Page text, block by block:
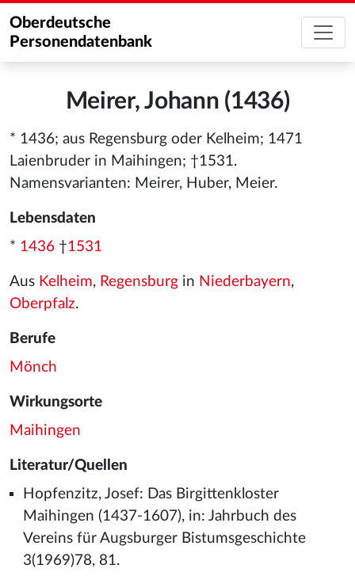
Oberdeutsche
Personendatenbank
Meirer, Johann (1436)
* 1436; aus Regensburg oder Kelheim; 1471
Laienbruder in Maihingen; †1531.
Namensvarianten: Meirer, Huber, Meier.
Lebensdaten
* 1436 †1531
Aus Kelheim, Regensburg in Niederbayern,
Oberpfalz.
Berufe
Mönch
Wirkungsorte
Maihingen
Literatur/Quellen
Hopfenzitz, Josef: Das Birgittenkloster
Maihingen (1437-1607), in: Jahrbuch des
Vereins für Augsburger Bistumsgeschichte
3(1969)78, 81.